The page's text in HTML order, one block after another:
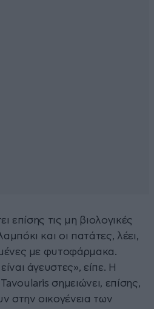
επίσης τις μη βιολογικές
και οι πατάτες, λέει,
με φυτοφάρμακα.
άγευστες», είπε. Η
σημειώνει, επίσης,
στην οικογένεια των